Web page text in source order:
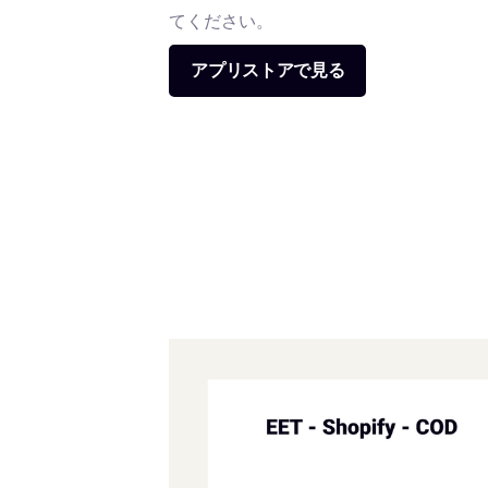
てください。
アプリストアで見る